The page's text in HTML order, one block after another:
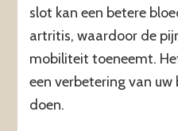
slot kan een betere
artritis, waardoor de
mobiliteit toeneemt.
een verbetering van
doen.